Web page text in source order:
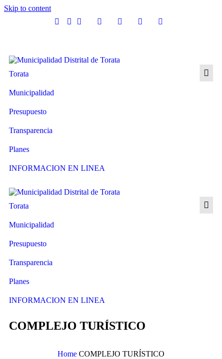
Skip to content
Torata
Municipalidad
Presupuesto
Transparencia
Planes
INFORMACION EN LINEA
Torata
Municipalidad
Presupuesto
Transparencia
Planes
INFORMACION EN LINEA
COMPLEJO TURÍSTICO
Home COMPLEJO TURÍSTICO